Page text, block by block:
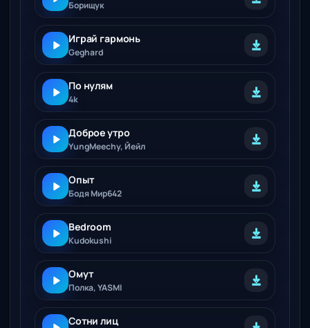
Борищук
Играй гармонь
Geghard
По нулям
4k
Доброе утро
YungMeechy, Йейл
Опыт
Бодя Мир642
Bedroom
Kudokushi
Омут
Полка, YASMI
Сотни лиц